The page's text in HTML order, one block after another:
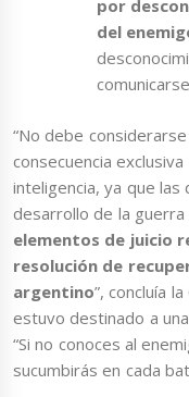
por
del
“No debe
consecuencia
inteligencia, ya que
desarrollo de la
elementos de juicio
resolución de
argentino”, concluía
estuvo destinado a
“Si no conoces al
sucumbirás en cada